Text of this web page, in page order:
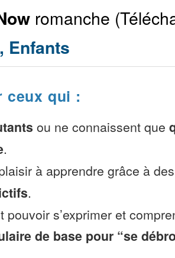
romanche
Enfants
ceux qui :
ou ne connaissent que
.
à apprendre grâce à
.
pouvoir s’exprimer et
de base pour “se